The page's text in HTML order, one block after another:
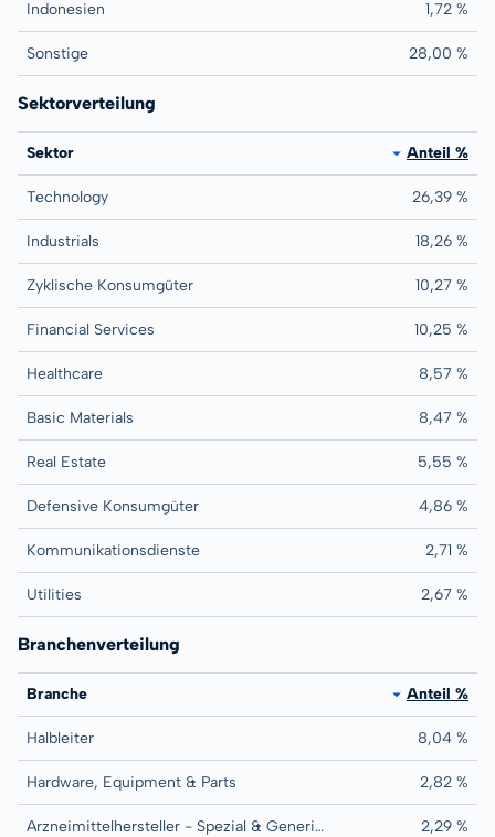
Indonesien 1,72 %
Sonstige 28,00 %
Sektorverteilung
Sektor Anteil %
Technology 26,39 %
Industrials 18,26 %
Zyklische Konsumgüter 10,27 %
Financial Services 10,25 %
Healthcare 8,57 %
Basic Materials 8,47 %
Real Estate 5,55 %
Defensive Konsumgüter 4,86 %
Kommunikationsdienste 2,71 %
Utilities 2,67 %
Branchenverteilung
Branche Anteil %
Halbleiter 8,04 %
Hardware, Equipment & Parts 2,82 %
Arzneimittelhersteller - Spezial & Generika 2,29 %